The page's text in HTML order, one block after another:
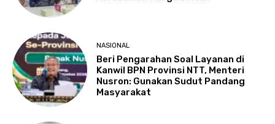
NASIONAL
Beri Pengarahan Soal Layanan di
Kanwil BPN Provinsi NTT, Menteri
Nusron: Gunakan Sudut Pandang
Masyarakat